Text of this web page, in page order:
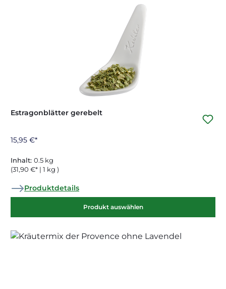
Estragonblätter gerebelt
15,95 €*
Inhalt: 0.5 kg
(31,90 €* | 1 kg )
Produktdetails
Produkt auswählen